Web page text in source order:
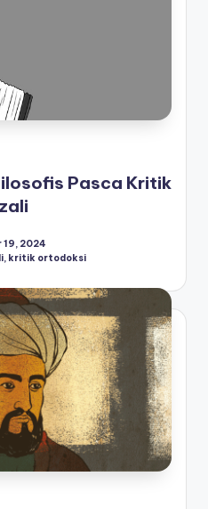
Pasca Kritik
19, 2024
kritik ortodoksi